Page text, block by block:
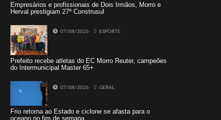
Empresários e profissionais de Dois Irmãos, Morro e
Herval prestigiam 27ª Construsul
07/08/2026 ESPORTE
Prefeito recebe atletas do EC Morro Reuter, campeões
do Intermunicipal Master 65+
07/08/2026 GERAL
Frio retorna ao Estado e ciclone se afasta para o
oceano no fim de semana